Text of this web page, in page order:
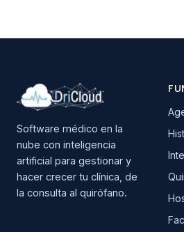
Software médico en la
nube con inteligencia
artificial para gestionar y
hacer crecer tu clínica, de
la consulta al quirófano.